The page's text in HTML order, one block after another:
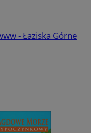
- Łaziska Górne